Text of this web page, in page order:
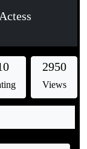
2950
Views